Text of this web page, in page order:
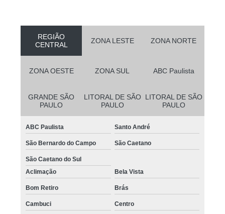
REGIÃO
CENTRAL
ZONA LESTE ZONA NORTE
ZONA OESTE ZONA SUL ABC Paulista
GRANDE SÃO
PAULO
LITORAL DE SÃO
PAULO
LITORAL DE SÃO
PAULO
ABC Paulista Santo André
São Bernardo do Campo São Caetano
São Caetano do Sul
Aclimação
Bela Vista
Bom Retiro Brás
Cambuci Centro